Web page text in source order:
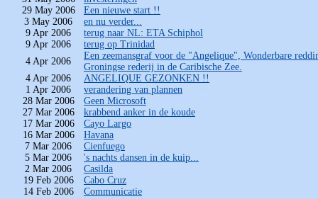
29 May 2006
Een nieuwe start !!
3 May 2006
en nu verder...
9 Apr 2006
terug naar NL: ETA Schiphol
9 Apr 2006
terug op Trinidad
4 Apr 2006
Een zeemansgraf voor de "Angelique", Wonderbare
Groningse rederij in de Caribische Zee.
4 Apr 2006
ANGELIQUE GEZONKEN !!
1 Apr 2006
verandering van plannen
28 Mar 2006
Geen Microsoft
27 Mar 2006
krabbend anker in de koude
17 Mar 2006
Cayo Largo
16 Mar 2006
Havana
7 Mar 2006
Cienfuego
5 Mar 2006
's nachts dansen in de kuip...
2 Mar 2006
Casilda
19 Feb 2006
Cabo Cruz
14 Feb 2006
Communicatie